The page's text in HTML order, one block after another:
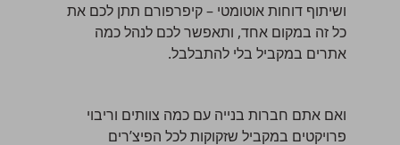
ושיתוף דוחות אוטומטי – קיפרפורם תתן לכם את
כל זה במקום אחד, ותאפשר לכם לנהל כמה
אתרים במקביל בלי להתבלבל.
ואם אתם חברות בנייה עם כמה צוותים וריבוי
פרויקטים במקביל שזקוקות לכל הפיצ’רים